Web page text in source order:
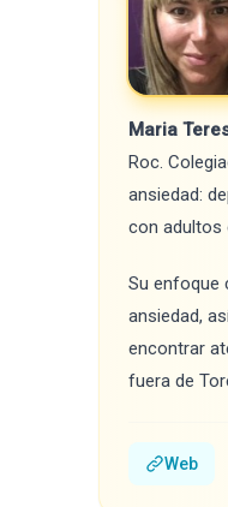
Maria
Roc.
ansiedad:
con adultos
Su enfoque
ansiedad,
encontrar
fuera de
Web